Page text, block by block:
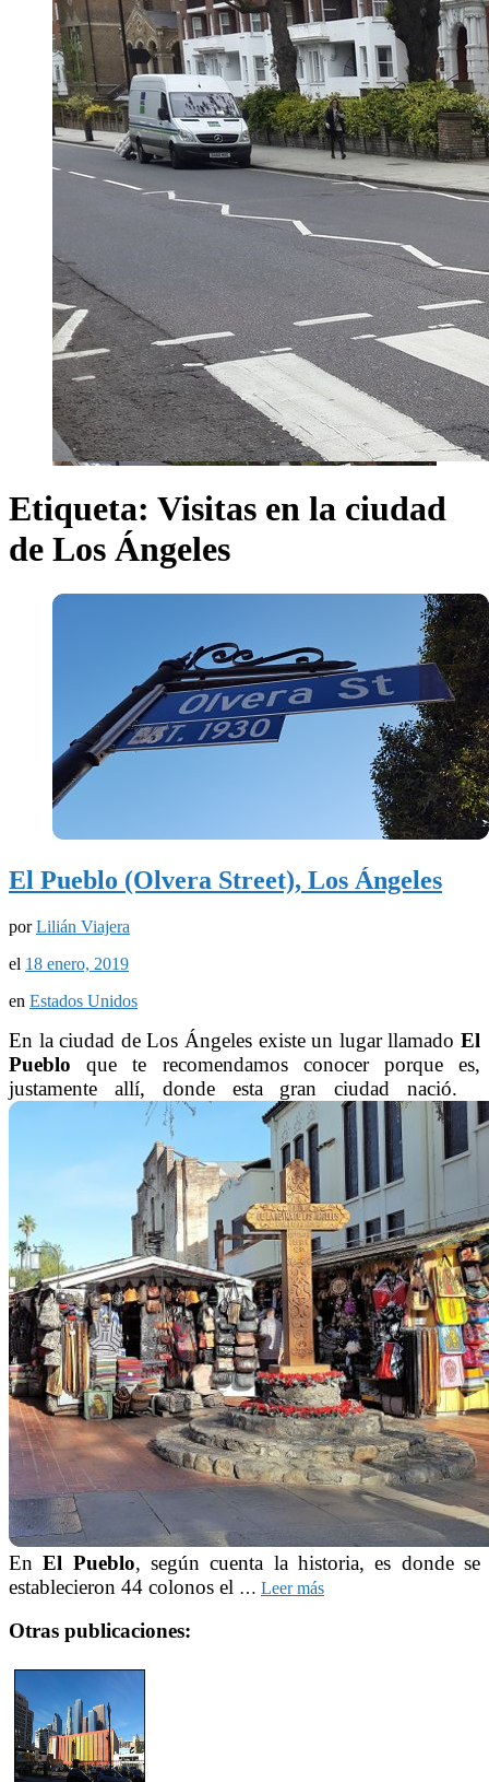
Etiqueta: Visitas en la ciudad
de Los Ángeles
El Pueblo (Olvera Street), Los Ángeles
porLilián Viajera
el 18 enero, 2019
en Estados Unidos
En la ciudad de Los Ángeles existe un lugar llamado El
Pueblo que te recomendamos conocer porque es,
justamente allí, donde esta gran ciudad nació.
EnEl Pueblo, según cuenta la historia, es donde se
establecieron 44 colonos el … Leer más
Otras publicaciones: